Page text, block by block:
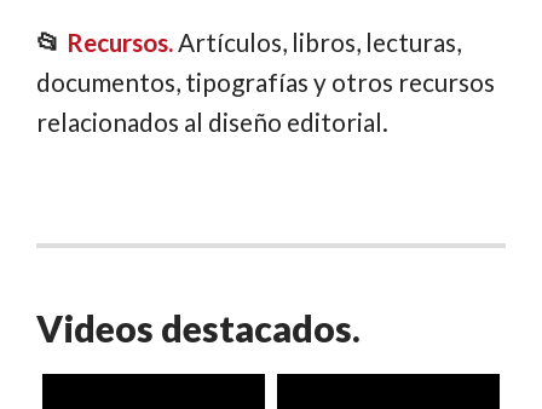
📂 Recursos.Artículos, libros, lecturas,
documentos, tipografías y otros recursos
relacionados al diseño editorial.
Videos destacados.